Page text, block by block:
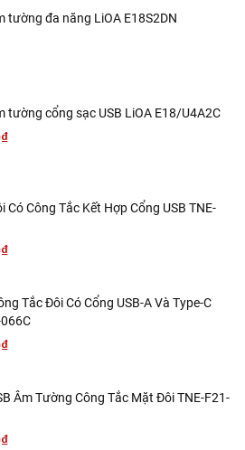
tường đa năng LiOA E18S2DN
tường cổng sạc USB LiOA E18/U4A2C
Có Công Tắc Kết Hợp Cổng USB TNE-
Tắc Đôi Có Cổng USB-A Và Type-C
Âm Tường Công Tắc Mặt Đôi TNE-F21-